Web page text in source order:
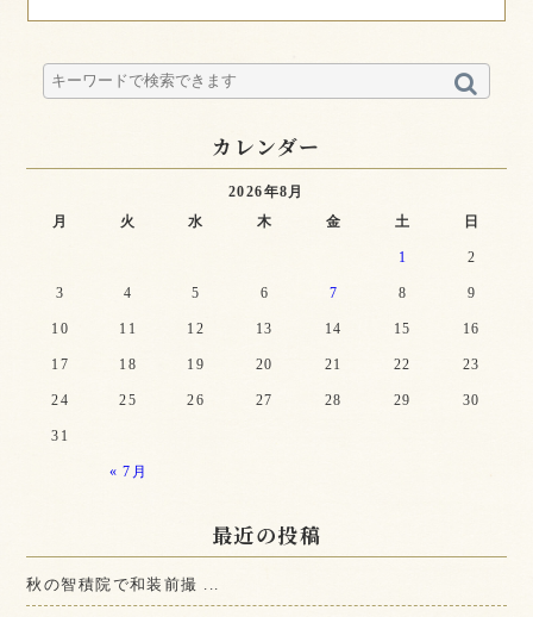
カレンダー
2026年8月
月
火 水 木 金 土 日
« 7月
1 2
3 4 5 6 7 8 9
10 11 12 13 14 15 16
17 18 19 20 21 22 23
24 25 26 27 28 29 30
31
最近の投稿
秋の智積院で和装前撮 ...